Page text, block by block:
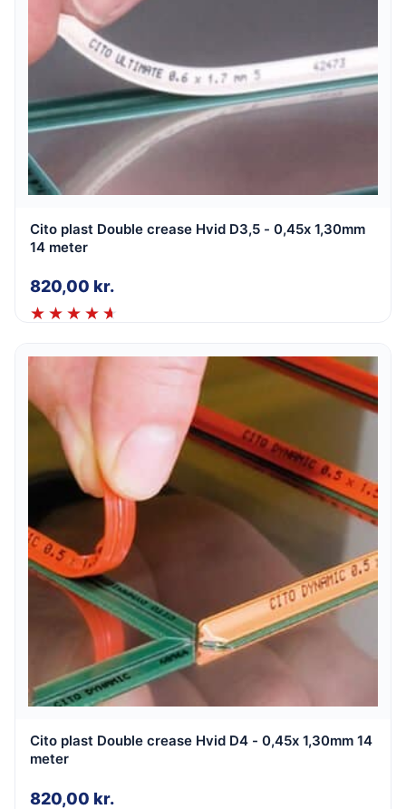
Cito plast Double crease Hvid D3,5 - 0,45x 1,30mm
14 meter
820,00 kr.
Cito plast Double crease Hvid D4 - 0,45x 1,30mm 14
meter
820,00 kr.